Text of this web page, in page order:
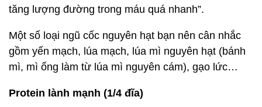
tăng lượng đường trong máu quá nhanh”.
Một số loại ngũ cốc nguyên hạt bạn nên cân nhắc
gồm yến mạch, lúa mạch, lúa mì nguyên hạt (bánh
mì, mì ống làm từ lúa mì nguyên cám), gạo lức…
Protein lành mạnh (1/4 đĩa)